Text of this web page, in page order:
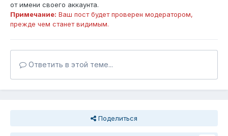
от имени своего аккаунта.
Примечание: Ваш пост будет проверен модератором,
прежде чем станет видимым.
Ответить в этой теме...
Поделиться